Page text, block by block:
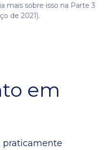
mais sobre isso na Parte 3
de 2021).
em
praticamente